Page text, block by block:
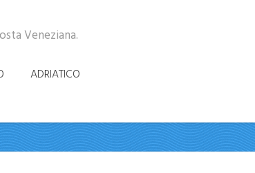
Veneziana.
ADRIATICO